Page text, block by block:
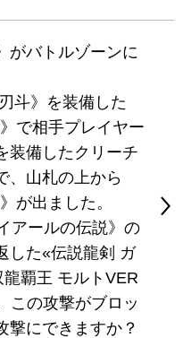
がバトルゾーンに
斗》を装備した
で相手プレイヤー
装備したクリーチ
、山札の上から
が出ました。
アールの伝説》の
した«伝説龍剣 ガ
覇王 モルトVER
この攻撃がブロッ
撃にできますか？